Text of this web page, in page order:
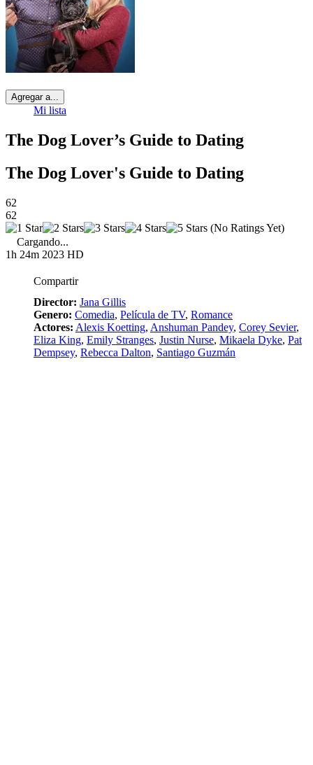
Agregar a...
Mi lista
The Dog Lover’s Guide to Dating
The Dog Lover's Guide to Dating
62
62
(No Ratings Yet)
Cargando...
1h 24m 2023 HD
Compartir
Director: Jana Gillis
Genero: Comedia, Película de TV, Romance
Actores: Alexis Koetting, Anshuman Pandey, Corey Sevier,
Eliza King, Emily Stranges, Justin Nurse, Mikaela Dyke, Pat
Dempsey, Rebecca Dalton, Santiago Guzmán